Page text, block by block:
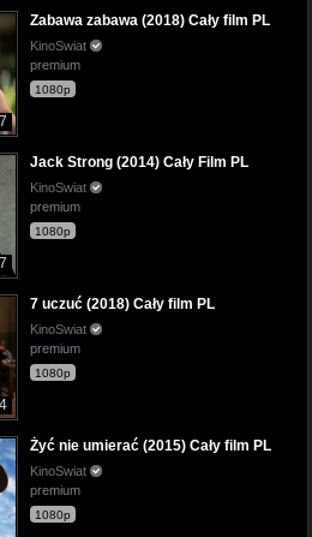
Zabawa zabawa (2018) Cały film PL
KinoSwiat
premium
1080p
Jack Strong (2014) Cały Film PL
KinoSwiat
premium
1080p
7 uczuć (2018) Cały film PL
KinoSwiat
premium
1080p
Żyć nie umierać (2015) Cały film PL
KinoSwiat
premium
1080p